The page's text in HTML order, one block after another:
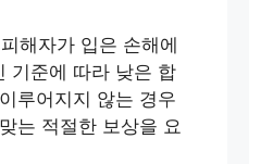
해자가 입은 손해에
기준에 따라 낮은 합
루어지지 않는 경우
는 적절한 보상을 요